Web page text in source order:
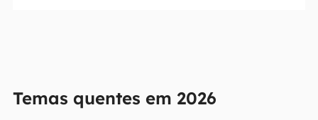
Temas quentes em 2026